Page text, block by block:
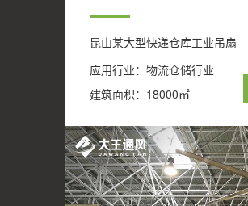
昆山某大型快递仓库工业吊扇
应用行业：物流仓储行业
建筑面积：18000㎡